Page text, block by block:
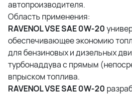
автопроизводителя.
Область применения:
RAVENOL VSE SAE 0W-20
обеспечивающее экономию
для бензиновых и дизельных
турбонаддува с прямым
впрыском топлива.
RAVENOL VSE SAE 0W-20